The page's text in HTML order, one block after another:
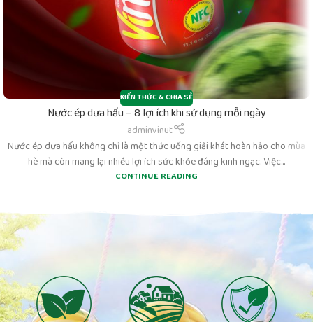
KIẾN THỨC & CHIA SẺ
Nước ép dưa hấu – 8 lợi ích khi sử dụng mỗi ngày
adminvinut
Nước ép dưa hấu không chỉ là một thức uống giải khát hoàn hảo cho mùa
hè mà còn mang lại nhiều lợi ích sức khỏe đáng kinh ngạc. Việc...
CONTINUE READING